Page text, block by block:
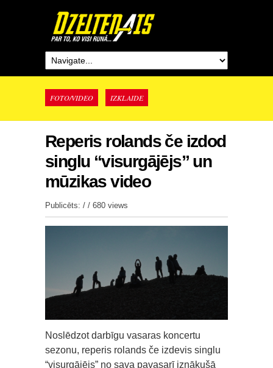
FOTO/VIDEO IZKLAIDE
Reperis rolands če izdod
singlu “visurgājējs” un
mūzikas video
Publicēts: / / 680 views
Noslēdzot darbīgu vasaras koncertu
sezonu, reperis rolands če izdevis singlu
“visurgājējs” no sava pavasarī iznākušā